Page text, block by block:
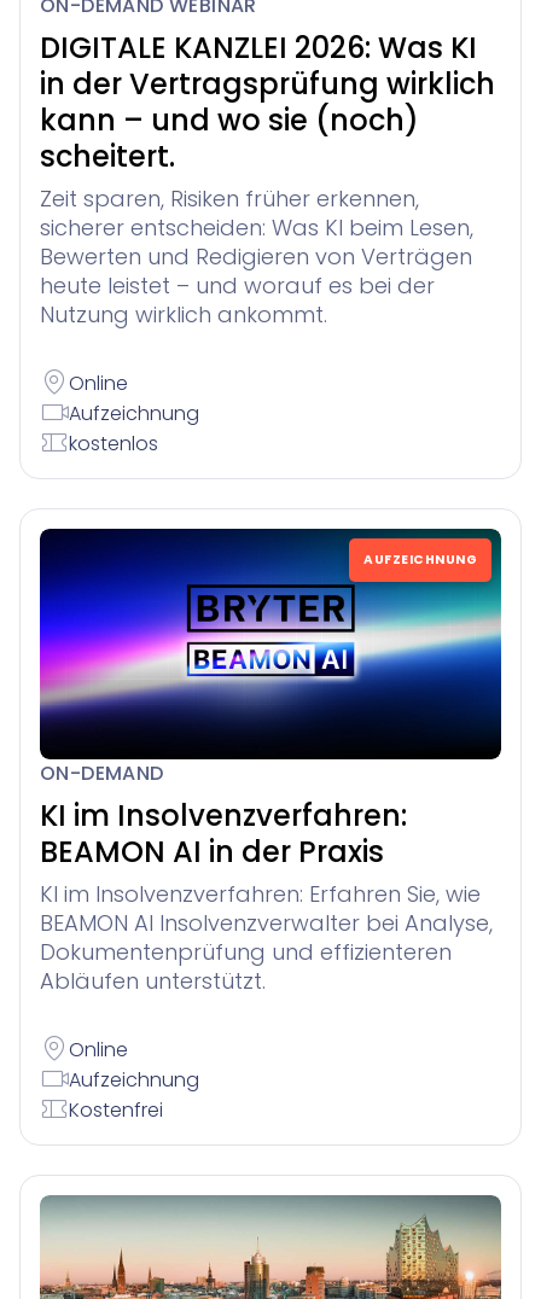
DIGITALE KANZLEI 2026: Was KI
in der Vertragsprüfung wirklich
kann – und wo sie (noch)
scheitert.
Zeit sparen, Risiken früher erkennen,
sicherer entscheiden: Was KI beim Lesen,
Bewerten und Redigieren von Verträgen
heute leistet – und worauf es bei der
Nutzung wirklich ankommt.
Online
Aufzeichnung
kostenlos
AUFZEICHNUNG
ON-DEMAND
KI im Insolvenzverfahren:
BEAMON AI in der Praxis
KI im Insolvenzverfahren: Erfahren Sie, wie
BEAMON AI Insolvenzverwalter bei Analyse,
Dokumentenprüfung und effizienteren
Abläufen unterstützt.
Online
Aufzeichnung
Kostenfrei